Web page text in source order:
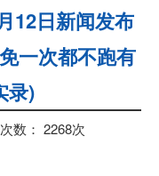
12日新闻发布
一次都不跑有
录)
数： 2268次